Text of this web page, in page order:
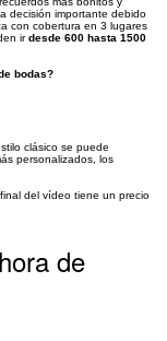
decisión importante debido
con cobertura en 3 lugares
irdesde 600 hasta 1500
bodas?
clásico se puede
personalizados, los
del vídeo tiene un precio
de